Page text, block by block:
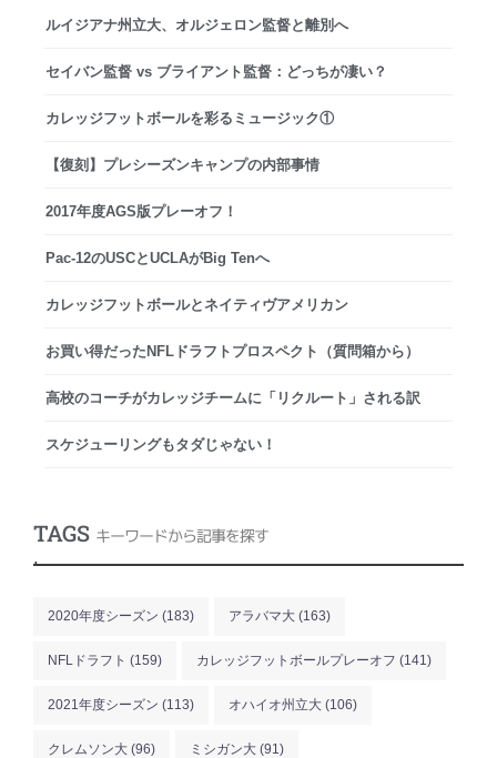
ルイジアナ州立大、オルジェロン監督と離別へ
セイバン監督 vs ブライアント監督：どっちが凄い？
カレッジフットボールを彩るミュージック①
【復刻】プレシーズンキャンプの内部事情
2017年度AGS版プレーオフ！
Pac-12のUSCとUCLAがBig Tenへ
カレッジフットボールとネイティヴアメリカン
お買い得だったNFLドラフトプロスペクト（質問箱から）
高校のコーチがカレッジチームに「リクルート」される訳
スケジューリングもタダじゃない！
TAGS キーワードから記事を探す
.
2020年度シーズン (183) アラバマ大 (163)
NFLドラフト (159) カレッジフットボールプレーオフ (141)
2021年度シーズン (113) オハイオ州立大 (106)
クレムソン大 (96) ミシガン大 (91)